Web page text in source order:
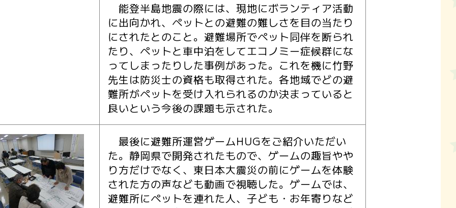
能登半島地震の際には、現地にボランティア活動
に出向かれ、ペットとの避難の難しさを目の当たり
にされたとのこと。避難場所でペット同伴を断られ
たり、ペットと車中泊をしてエコノミー症候群にな
ってしまったりした事例があった。これを機に竹野
先生は防災士の資格も取得された。各地域でどの避
難所がペットを受け入れられるのか決まっていると
良いという今後の課題も示された。
最後に避難所運営ゲームHUGをご紹介いただい
た。静岡県で開発されたもので、ゲームの趣旨やや
り方だけでなく、東日本大震災の前にゲームを体験
された方の声なども動画で視聴した。ゲームでは、
避難所にペットを連れた人、子ども・お年寄りなど